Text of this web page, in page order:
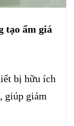
tạo ẩm giá
bị hữu ích
giúp giảm